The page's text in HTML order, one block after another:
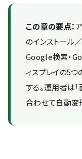
この章の要点：
のインストール
Google検索・
ィスプレイの5
する。運用者は
合わせて自動変